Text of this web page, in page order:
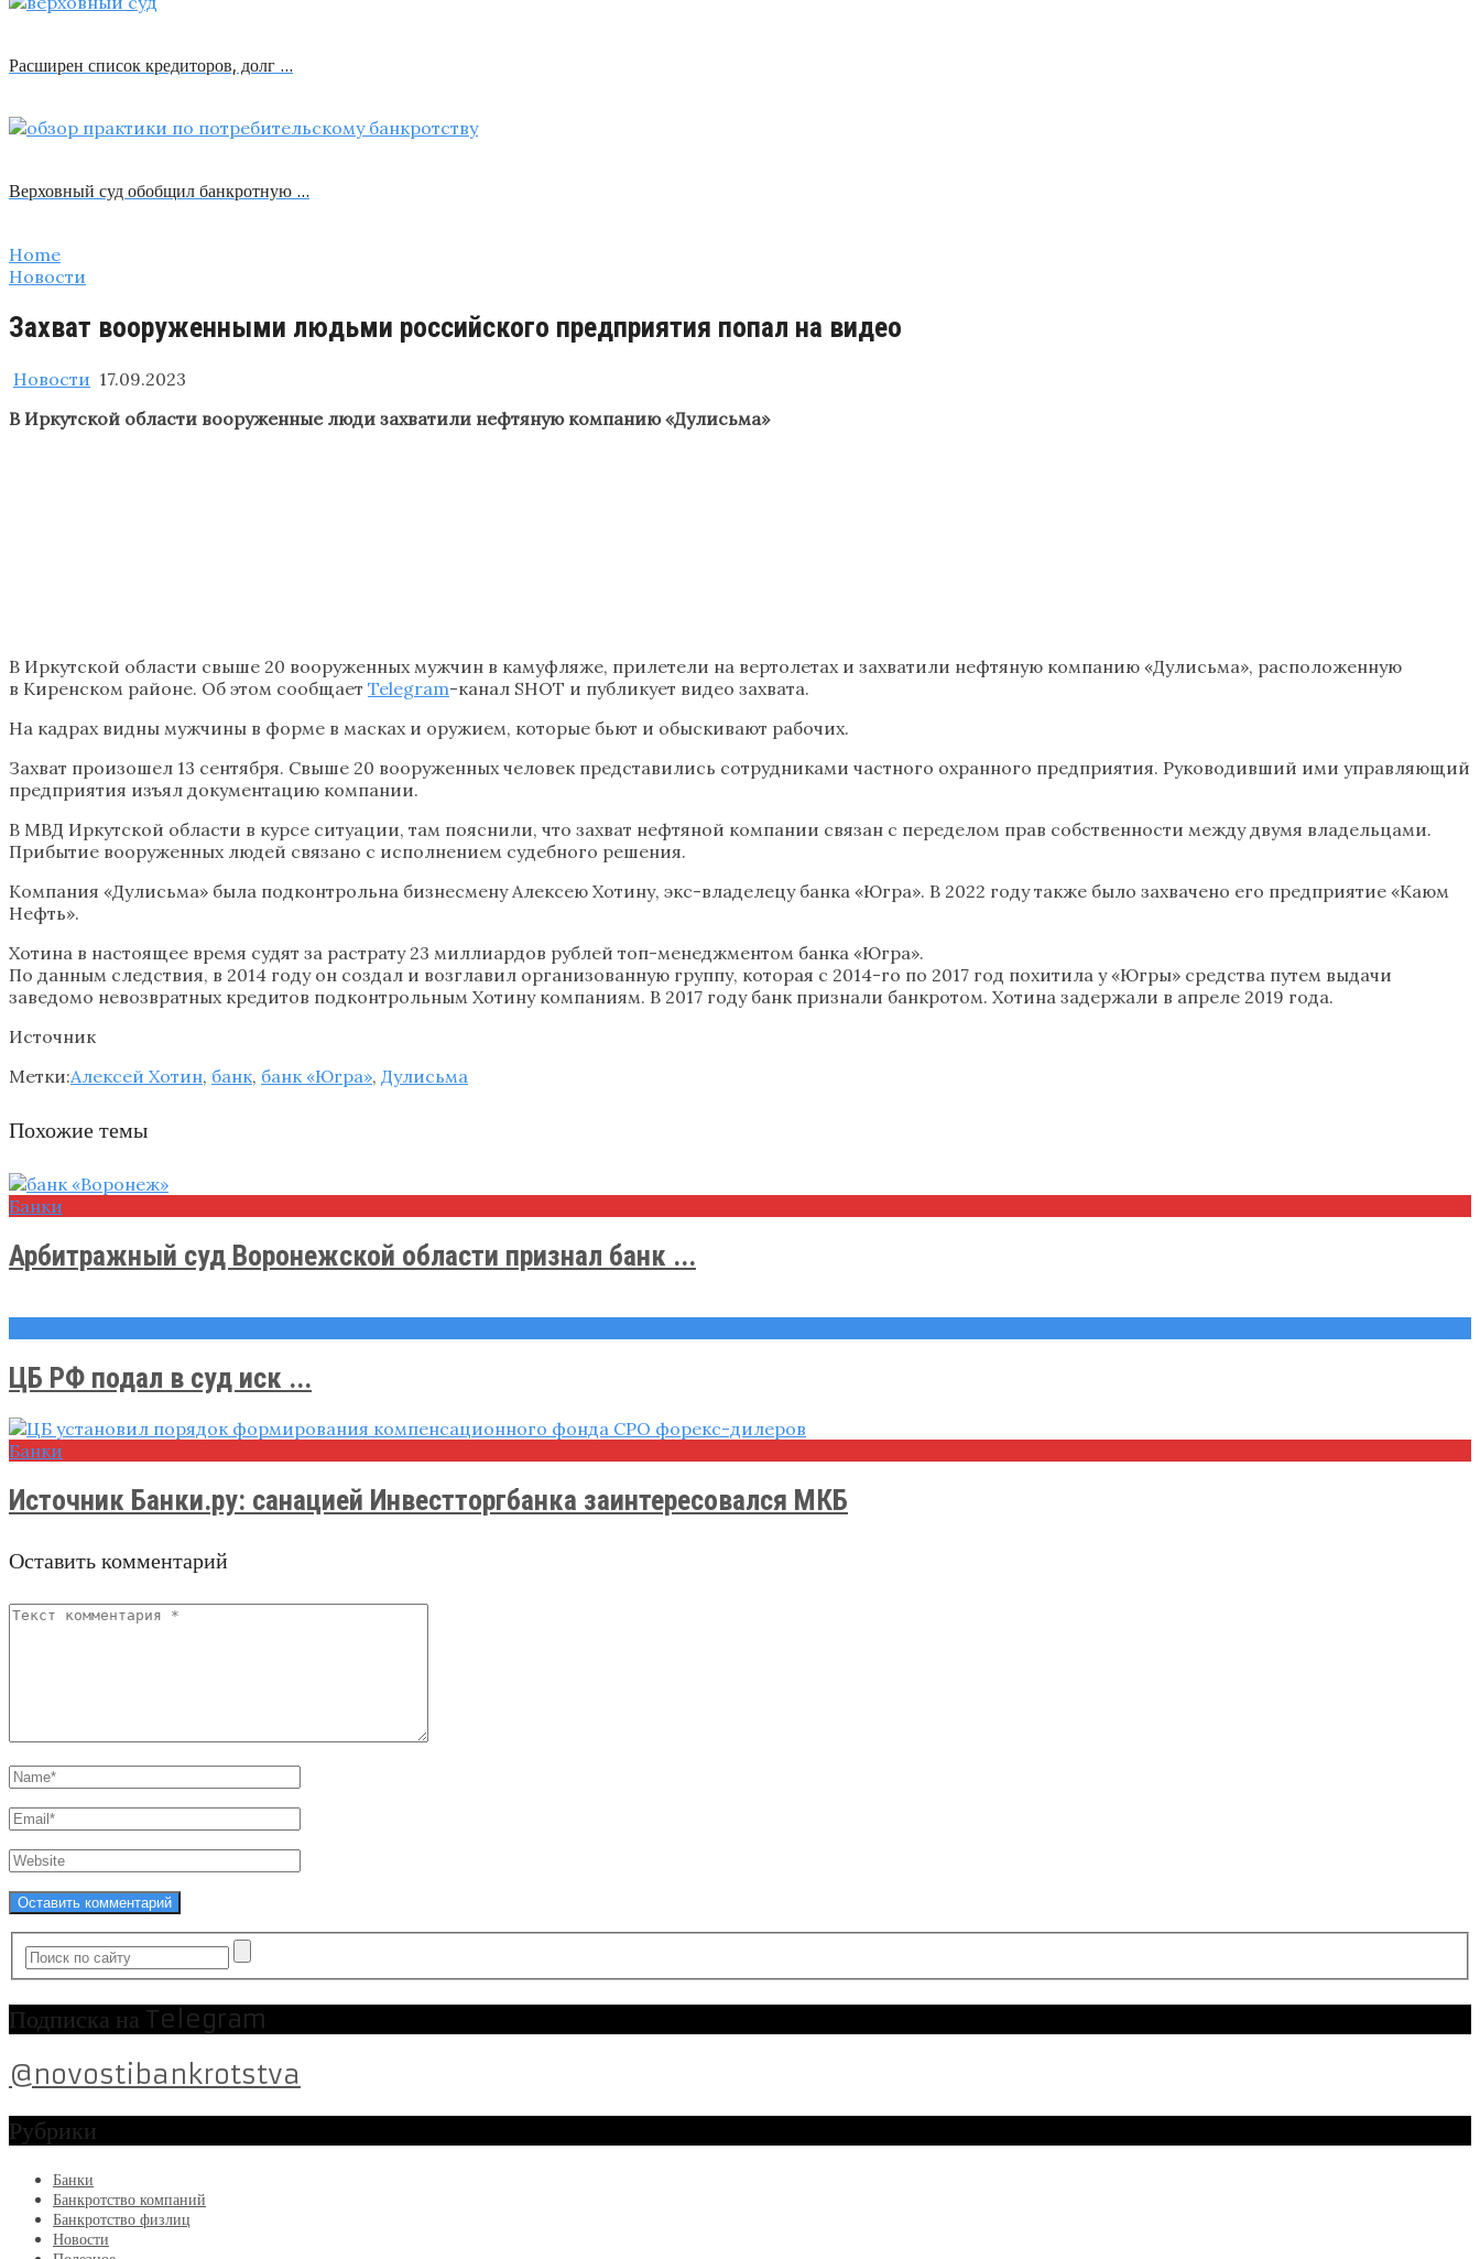
Расширен список кредиторов, долг …
Верховный суд обобщил банкротную …
Home
Новости
Захват вооруженными людьми российского предприятия попал на видео
Новости 17.09.2023
В Иркутской области вооруженные люди захватили нефтяную компанию «Дулисьма»
В Иркутской области свыше 20 вооруженных мужчин в камуфляже, прилетели на вертолетах и захватили нефтяную компанию «Дулисьма», расположенную
в Киренском районе. Об этом сообщает Telegram-канал SHOT и публикует видео захвата.
На кадрах видны мужчины в форме в масках и оружием, которые бьют и обыскивают рабочих.
Захват произошел 13 сентября. Свыше 20 вооруженных человек представились сотрудниками частного охранного предприятия. Руководивший ими управляющий
предприятия изъял документацию компании.
В МВД Иркутской области в курсе ситуации, там пояснили, что захват нефтяной компании связан с переделом прав собственности между двумя владельцами.
Прибытие вооруженных людей связано с исполнением судебного решения.
Компания «Дулисьма» была подконтрольна бизнесмену Алексею Хотину, экс-владелецу банка «Югра». В 2022 году также было захвачено его предприятие «Каюм
Нефть».
Хотина в настоящее время судят за растрату 23 миллиардов рублей топ-менеджментом банка «Югра».
По данным следствия, в 2014 году он создал и возглавил организованную группу, которая с 2014-го по 2017 год похитила у «Югры» средства путем выдачи
заведомо невозвратных кредитов подконтрольным Хотину компаниям. В 2017 году банк признали банкротом. Хотина задержали в апреле 2019 года.
Источник
Метки:Алексей Хотин, банк, банк «Югра», Дулисьма
Похожие темы
Банки
Арбитражный суд Воронежской области признал банк ...
ЦБ РФ подал в суд иск ...
Банки
Источник Банки.ру: санацией Инвестторгбанка заинтересовался МКБ
Оставить комментарий
Подписка на Telegram
@novostibankrotstva
Рубрики
Банки
Банкротство компаний
Банкротство физлиц
Новости